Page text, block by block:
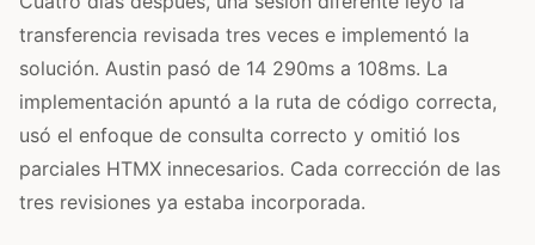
transferencia revisada tres veces e implementó la
solución. Austin pasó de 14 290ms a 108ms. La
implementación apuntó a la ruta de código correcta,
usó el enfoque de consulta correcto y omitió los
parciales HTMX innecesarios. Cada corrección de las
tres revisiones ya estaba incorporada.